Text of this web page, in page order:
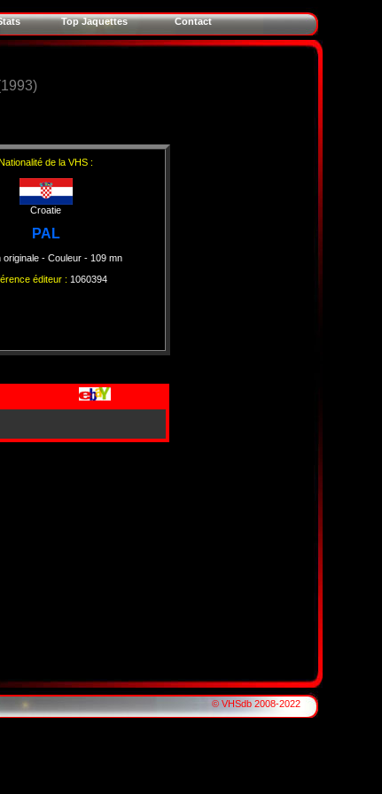
Top Jaquettes Contact
de la VHS :
Croatie
PAL
originale - Couleur - 109 mn
éditeur : 1060394
© VHSdb 2008-2022